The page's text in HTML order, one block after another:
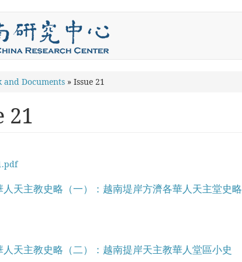
and Documents » Issue 21
21
人天主教史略（一）：越南堤岸方濟各華人天主堂史略
人天主教史略（二）：越南提岸天主教華人堂區小史